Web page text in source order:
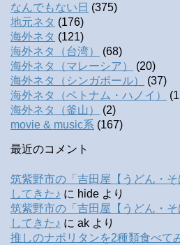
なんでもない日 (375)
地元ネタ (176)
海外ネタ (121)
海外ネタ（台湾）
(68)
海外ネタ（マレーシア）
(20)
海外ネタ（シンガポール）
(37)
海外ネタ（ベトナム・ハノイ）
海外ネタ（釜山）
(2)
movie & music系 (167)
最近のコメント
筑紫野市の「吉田屋【うどん・
してきた♪ に hide より
筑紫野市の「吉田屋【うどん・
してきた♪ に ak より
推しのナポリタンを2種類食べて